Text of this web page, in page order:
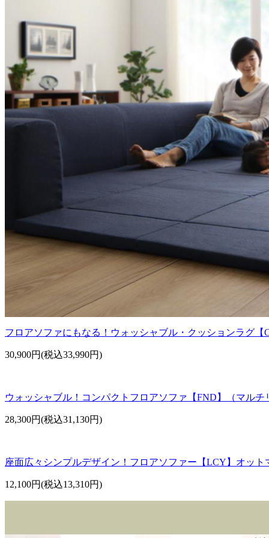
フロアソファにもなる！ウォッシャブル・クッションラグ【
30,900円(税込33,990円)
ウォッシャブル！コンパクトフロアソファ【FND】（マルチ
28,300円(税込31,130円)
座面広々シンプルデザイン！フロアソファー【LCY】オット
12,100円(税込13,310円)